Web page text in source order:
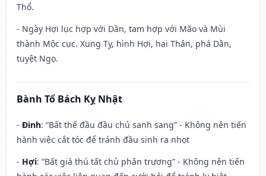
Thổ.
- Ngày Hợi lục hợp với Dần, tam hợp với Mão và Mùi
thành Mộc cục. Xung Tỵ, hình Hợi, hại Thân, phá Dần,
tuyệt Ngọ.
Bành Tổ Bách Kỵ Nhật
- Đinh: “Bất thế đầu đầu chủ sanh sang” - Không nên tiến
hành việc cắt tóc để tránh đầu sinh ra nhọt
- Hợi: “Bất giá thú tất chủ phân trương” - Không nên tiến